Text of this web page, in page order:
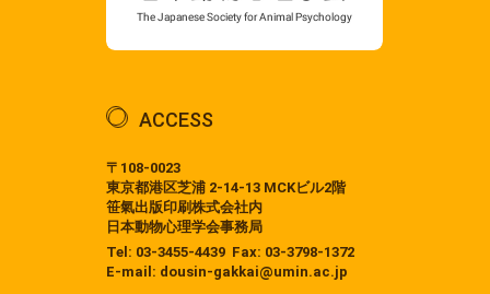
ACCESS
〒108-0023
東京都港区芝浦 2-14-13 MCKビル2階
笹氣出版印刷株式会社内
日本動物心理学会事務局
Tel: 03-3455-4439 Fax: 03-3798-1372
E-mail: dousin-gakkai@umin.ac.jp